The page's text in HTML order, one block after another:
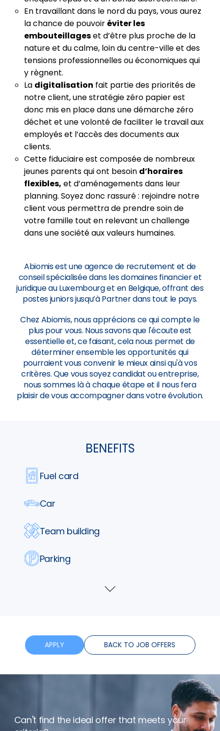
En travaillant dans le nord du pays, vous aurez
la chance de pouvoiréviter les
embouteillageset d’être plus proche de la
nature et du calme, loin du centre-ville et des
tensions professionnelles ou économiques qui
y règnent.
La digitalisation fait partie des priorités de
notre client, une stratégie zéro papier est
donc mis en place dans une démarche zéro
déchet et une volonté de faciliter le travail aux
employés et l’accès des documents aux
clients.
Cette fiduciaire est composée de nombreux
jeunes parents qui ont besoin d’horaires
flexibles, et d’aménagements dans leur
planning. Soyez donc rassuré : rejoindre notre
client vous permettra de prendre soin de
votre famille tout en relevant un challenge
dans une société aux valeurs humaines.
Abiomis est une agence de recrutement et de
conseil spécialisée dans les domaines financier et
juridique au Luxembourg et en Belgique, offrant des
postes juniors jusqu’à Partner dans tout le pays.
Chez Abiomis, nous apprécions ce qui compte le
plus pour vous. Nous savons que l'écoute est
essentielle et, ce faisant, cela nous permet de
déterminer ensemble les opportunités qui
pourraient vous convenir le mieux ainsi qu'à vos
critères. Que vous soyez candidat ou entreprise,
nous sommes là à chaque étape et il nous fera
plaisir de vous accompagner dans votre évolution.
BENEFITS
Fuel card
Car
Team building
Parking
Lunch vouchers
Training
Show
APPLY BACK TO JOB OFFERS
Can't find the ideal offer that meets your